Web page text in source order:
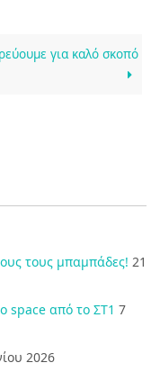
για καλό σκοπό
τους μπαμπάδες! 21
space από το ΣΤ1 7
2026